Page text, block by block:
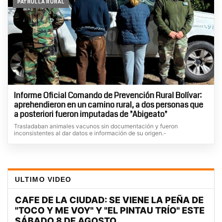
PATRULLA RURAL
Informe Oficial Comando de Prevención Rural Bolívar:
aprehendieron en un camino rural, a dos personas que
a posteriori fueron imputadas de "Abigeato"
Trasladaban animales vacunos sin documentación y fueron
inconsistentes al dar datos e información de su origen.-
ULTIMO VIDEO